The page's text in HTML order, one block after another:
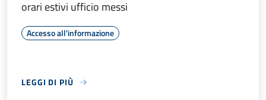
orari estivi ufficio messi
Accesso all'informazione
LEGGI DI PIÙ